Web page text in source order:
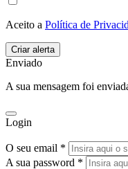
Aceito a Política de
Enviado
A sua mensagem foi
Login
O seu email *
A sua password *